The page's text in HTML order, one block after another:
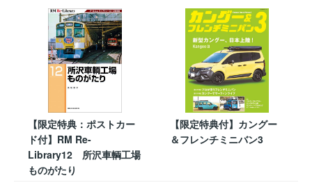
【限定特典：ポストカー
ド付】RM Re-
Library12 所沢車輌工場
ものがたり
【限定特典付】カングー
＆フレンチミニバン3